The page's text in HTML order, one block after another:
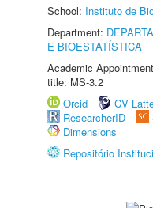
School: Instituto de
Department:
E BIOESTATÍSTICA
Academic
title: MS-3.2
Orcid
CV
ResearcherID
Dimensions
Repositório